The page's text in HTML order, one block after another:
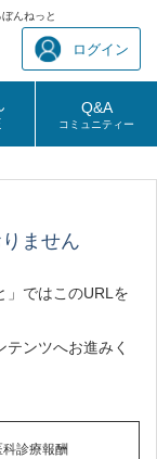
んねっと
ログイン
Q&A
コミュニティー
ません
」ではこのURLを
ンツへお進みく
科診療報酬